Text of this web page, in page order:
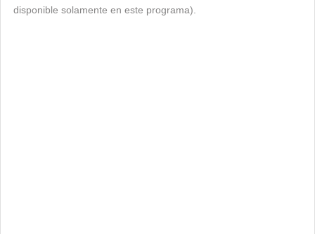
disponible solamente en este programa).